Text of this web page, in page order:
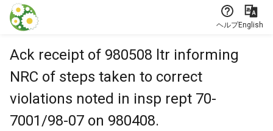
本文に飛ぶ
ヘルプEnglish
Ack receipt of 980508 ltr informing
NRC of steps taken to correct
violations noted in insp rept 70-
7001/98-07 on 980408.